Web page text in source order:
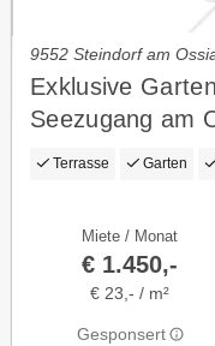
9552 Steindorf am
Exklusive
Seezugang am
in Steindorf
Terrasse Garten
Miete / Monat
€ 1.450,-
€ 23,- / m²
Gesponsert